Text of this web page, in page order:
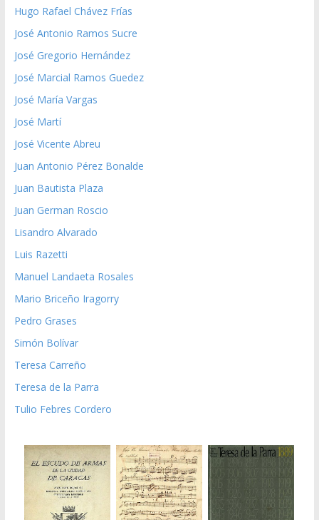
Hugo Rafael Chávez Frías
José Antonio Ramos Sucre
José Gregorio Hernández
José Marcial Ramos Guedez
José María Vargas
José Martí
José Vicente Abreu
Juan Antonio Pérez Bonalde
Juan Bautista Plaza
Juan German Roscio
Lisandro Alvarado
Luis Razetti
Manuel Landaeta Rosales
Mario Briceño Iragorry
Pedro Grases
Simón Bolívar
Teresa Carreño
Teresa de la Parra
Tulio Febres Cordero